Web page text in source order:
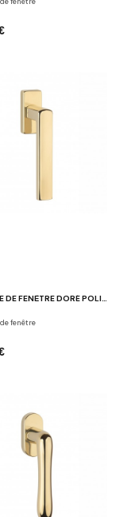
POIGNÉE DE FENÊTRE DORÉ POLI APRILE HOSTA
fenêtre